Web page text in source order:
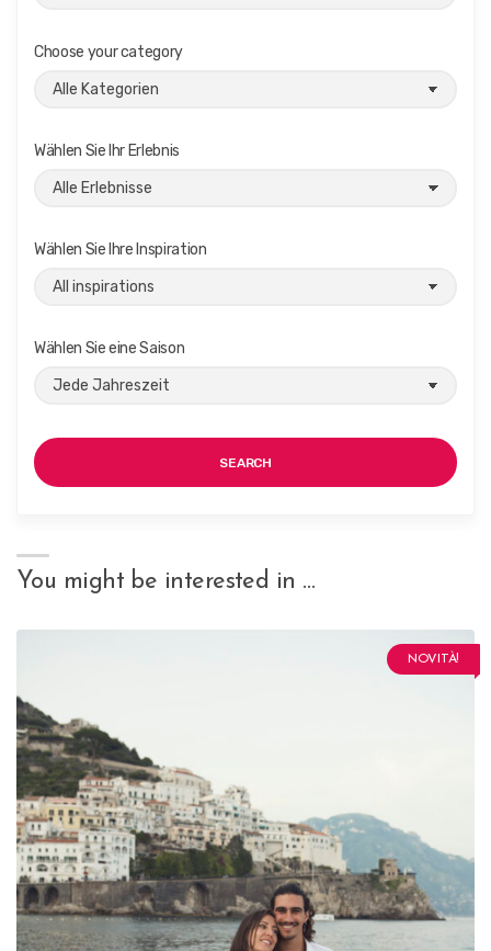
Choose your category
Wählen Sie Ihr Erlebnis
Wählen Sie Ihre Inspiration
Wählen Sie eine Saison
SEARCH
You might be interested in …
NOVITÀ!